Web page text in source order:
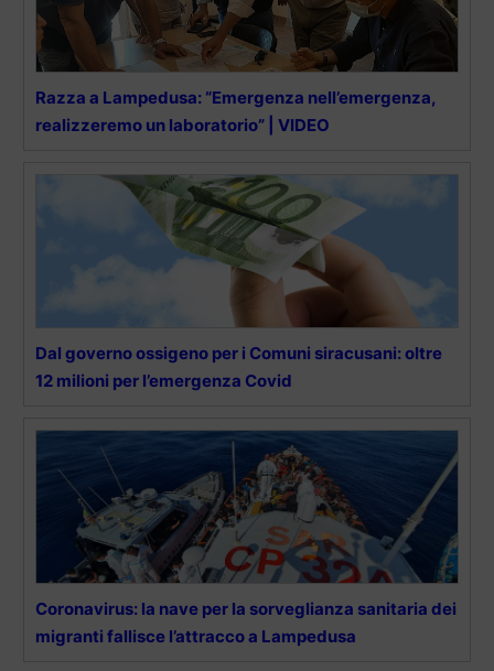
Razza a Lampedusa: “Emergenza nell’emergenza,
realizzeremo un laboratorio” | VIDEO
Dal governo ossigeno per i Comuni siracusani: oltre
12 milioni per l’emergenza Covid
Coronavirus: la nave per la sorveglianza sanitaria dei
migranti fallisce l’attracco a Lampedusa